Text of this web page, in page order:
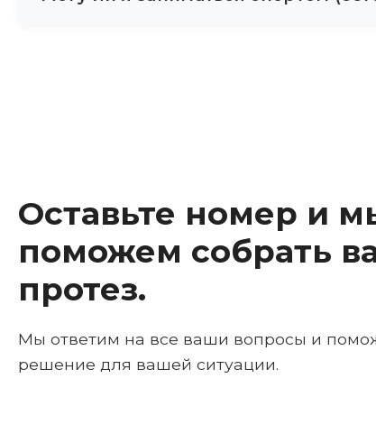
будет почти незаметен. Открытый
Оставьте номер и
поможем собрать
протез.
Мы ответим на все ваши вопросы и
решение для вашей ситуации.